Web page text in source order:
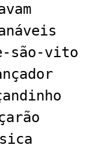
são-vito